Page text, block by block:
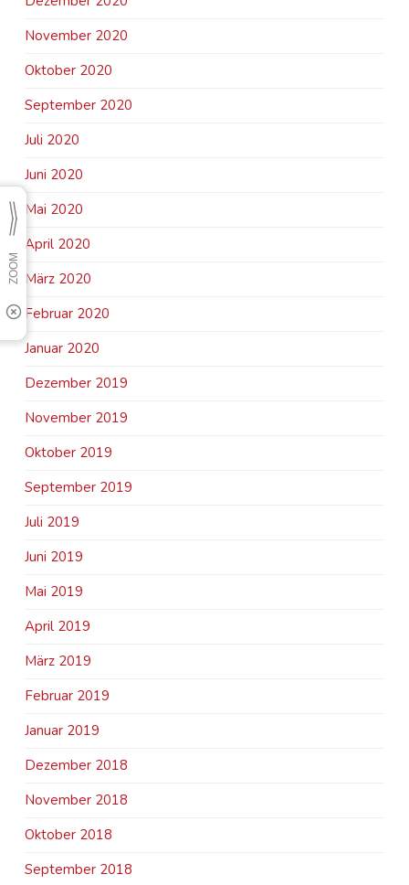
November 2020
Oktober 2020
September 2020
Juli 2020
Juni 2020
Mai 2020
April 2020
März 2020
Februar 2020
Januar 2020
Dezember 2019
November 2019
Oktober 2019
September 2019
Juli 2019
Juni 2019
Mai 2019
April 2019
März 2019
Februar 2019
Januar 2019
Dezember 2018
November 2018
Oktober 2018
September 2018